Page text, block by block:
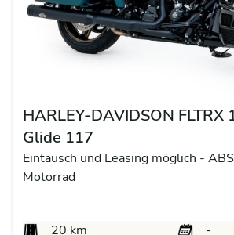
HARLEY-DAVIDSON FLTRX
Glide 117
Eintausch und Leasing möglich -
Motorrad
20 km -